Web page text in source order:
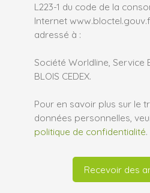
L223-1 du code de la
Internet
adressé à :
Société Worldline, Service
BLOIS CEDEX.
Pour en savoir plus sur le
données personnelles,
politique de confidentialité.
Recevoir des